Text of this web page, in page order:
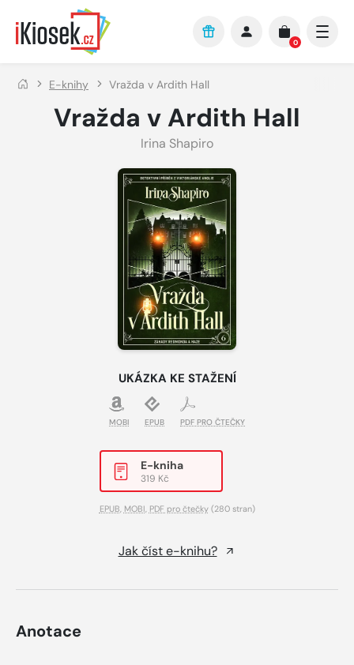
Přejít na hlavní obsah
0
E-knihy Vražda v Ardith Hall
Vražda v Ardith Hall
Irina Shapiro
UKÁZKA KE STAŽENÍ
MOBI EPUB PDF PRO ČTEČKY
E-kniha
319 Kč
EPUB, MOBI, PDF pro čtečky(280 stran)
Jak číst e-knihu?
Anotace